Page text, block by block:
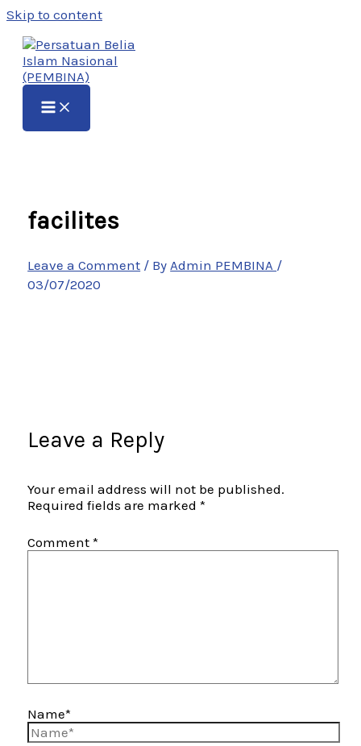
Skip to content
facilites
Leave a Comment / By Admin PEMBINA /
03/07/2020
Leave a Reply
Your email address will not be published.
Required fields are marked*
Comment*
Name*